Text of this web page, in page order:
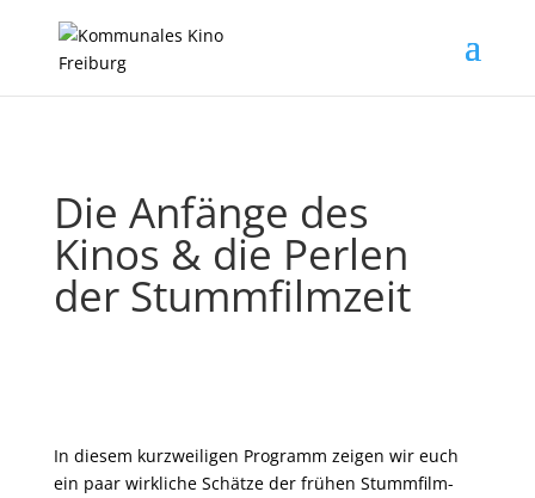
Die Anfänge des
Kinos & die Perlen
der Stummfilmzeit
In diesem kurzweiligen Programm zeigen wir euch
ein paar wirkliche Schätze der frühen Stummfilm-